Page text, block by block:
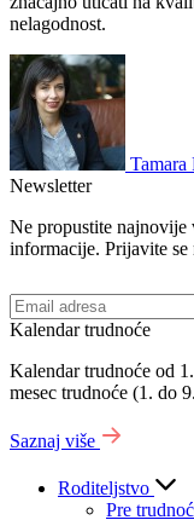
nelagodnost.
Tamara
Newsletter
Ne propustite najnovije
informacije. Prijavite se
Kalendar trudnoće
Kalendar trudnoće od
mesec trudnoće (1. do
Saznaj više
Roditeljstvo
Pre